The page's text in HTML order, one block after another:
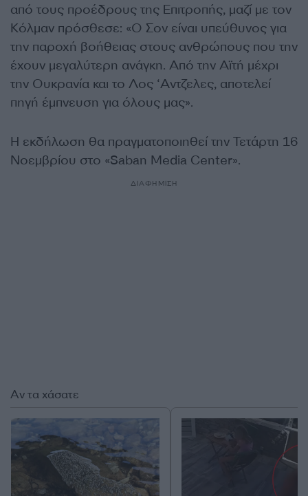
από τους προέδρους της Επιτροπής, μαζί με τον
Κόλμαν πρόσθεσε: «Ο Σον είναι υπεύθυνος για
την παροχή βοήθειας στους ανθρώπους που την
έχουν μεγαλύτερη ανάγκη. Από την Αϊτή μέχρι
την Ουκρανία και το Λος ‘Αντζελες, αποτελεί
πηγή έμπνευση για όλους μας».
Η εκδήλωση θα πραγματοποιηθεί την Τετάρτη 16
Νοεμβρίου στο «Saban Media Center».
ΔΙΑΦΗΜΙΣΗ
Αν τα χάσατε